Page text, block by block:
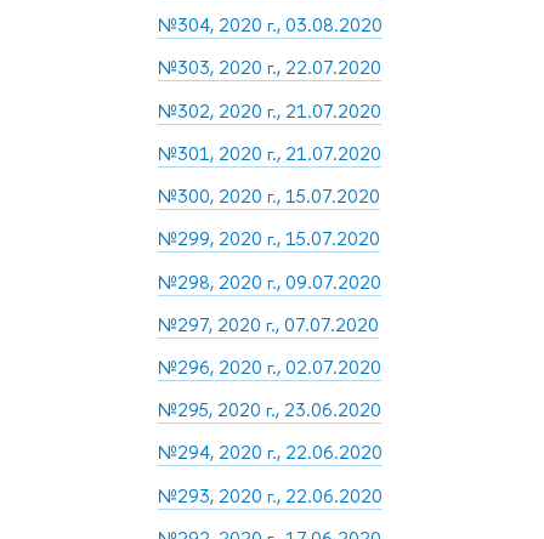
№304, 2020 г., 03.08.2020
№303, 2020 г., 22.07.2020
№302, 2020 г., 21.07.2020
№301, 2020 г., 21.07.2020
№300, 2020 г., 15.07.2020
№299, 2020 г., 15.07.2020
№298, 2020 г., 09.07.2020
№297, 2020 г., 07.07.2020
№296, 2020 г., 02.07.2020
№295, 2020 г., 23.06.2020
№294, 2020 г., 22.06.2020
№293, 2020 г., 22.06.2020